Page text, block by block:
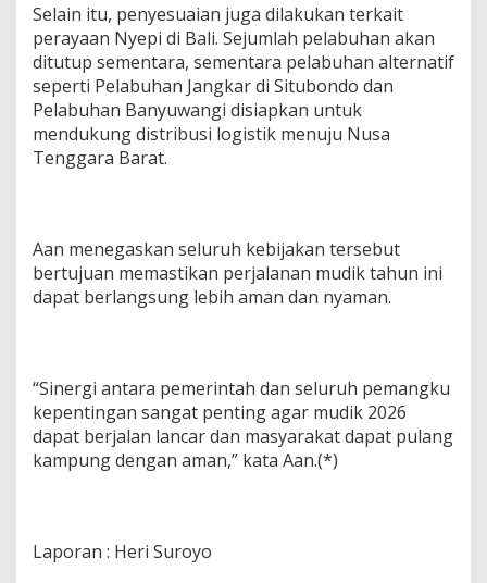
Selain itu, penyesuaian juga dilakukan terkait
perayaan Nyepi di Bali. Sejumlah pelabuhan akan
ditutup sementara, sementara pelabuhan alternatif
seperti Pelabuhan Jangkar di Situbondo dan
Pelabuhan Banyuwangi disiapkan untuk
mendukung distribusi logistik menuju Nusa
Tenggara Barat.
Aan menegaskan seluruh kebijakan tersebut
bertujuan memastikan perjalanan mudik tahun ini
dapat berlangsung lebih aman dan nyaman.
“Sinergi antara pemerintah dan seluruh pemangku
kepentingan sangat penting agar mudik 2026
dapat berjalan lancar dan masyarakat dapat pulang
kampung dengan aman,” kata Aan.(*)
Laporan : Heri Suroyo